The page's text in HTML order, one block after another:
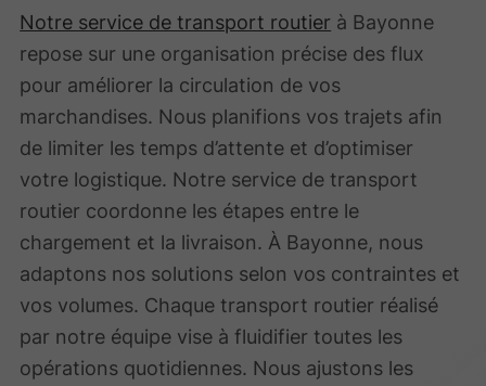
Notre service de transport routier à Bayonne
repose sur une organisation précise des flux
pour améliorer la circulation de vos
marchandises. Nous planifions vos trajets afin
de limiter les temps d’attente et d’optimiser
votre logistique. Notre service de transport
routier coordonne les étapes entre le
chargement et la livraison. À Bayonne, nous
adaptons nos solutions selon vos contraintes et
vos volumes. Chaque transport routier réalisé
par notre équipe vise à fluidifier toutes les
opérations quotidiennes. Nous ajustons les